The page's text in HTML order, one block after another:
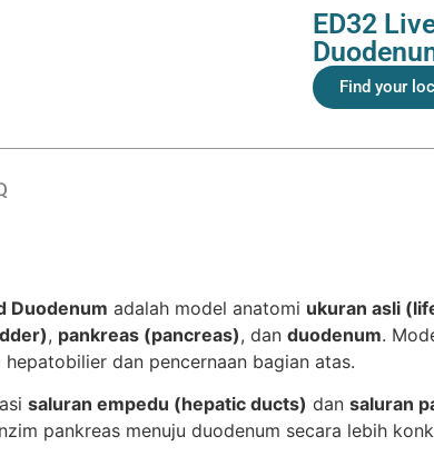
ED32
Find your
Duodenum adalah model anatomi ukuran asli
, pankreas (pancreas), dan duodenum.
dan pencernaan bagian atas.
saluran empedu (hepatic ducts) dan saluran
pankreas menuju duodenum secara lebih